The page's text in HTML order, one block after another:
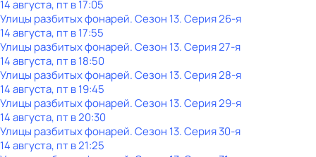
14 августа, пт в 17:05
Улицы разбитых фонарей. Сезон 13. Серия 26-я
14 августа, пт в 17:55
Улицы разбитых фонарей. Сезон 13. Серия 27-я
14 августа, пт в 18:50
Улицы разбитых фонарей. Сезон 13. Серия 28-я
14 августа, пт в 19:45
Улицы разбитых фонарей. Сезон 13. Серия 29-я
14 августа, пт в 20:30
Улицы разбитых фонарей. Сезон 13. Серия 30-я
14 августа, пт в 21:25